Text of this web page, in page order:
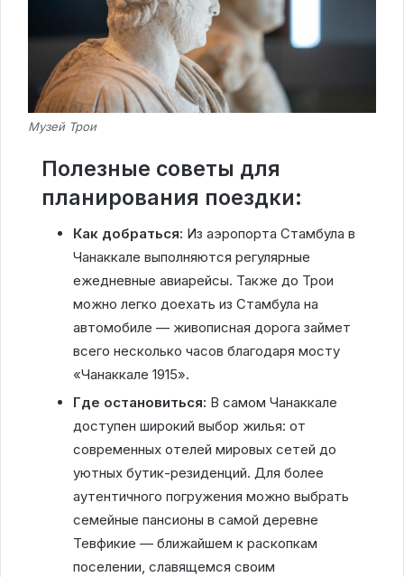
Музей Трои
Полезные советы для
планирования поездки:
Как добраться: Из аэропорта Стамбула в
Чанаккале выполняются регулярные
ежедневные авиарейсы. Также до Трои
можно легко доехать из Стамбула на
автомобиле — живописная дорога займет
всего несколько часов благодаря мосту
«Чанаккале 1915».
Где остановиться: В самом Чанаккале
доступен широкий выбор жилья: от
современных отелей мировых сетей до
уютных бутик-резиденций. Для более
аутентичного погружения можно выбрать
семейные пансионы в самой деревне
Тевфикие — ближайшем к раскопкам
поселении, славящемся своим